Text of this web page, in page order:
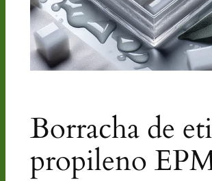
Borracha de
propileno